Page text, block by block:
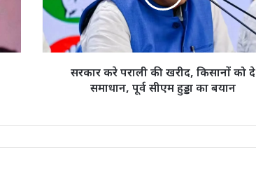
किसानों
दे
समाधान,
बयान
सरकार करे पराली की खरीद, किसानों को दे
समाधान, पूर्व सीएम हुड्डा का बयान